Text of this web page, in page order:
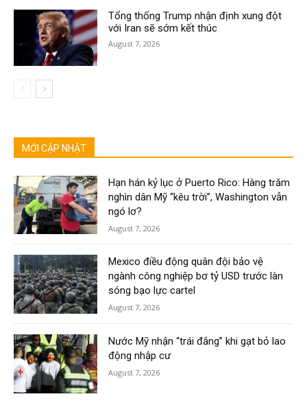
Tổng thống Trump nhận định xung đột
với Iran sẽ sớm kết thúc
August 7, 2026
MỚI CẬP NHẬT
Hạn hán kỷ lục ở Puerto Rico: Hàng trăm
nghìn dân Mỹ “kêu trời”, Washington vẫn
ngó lơ?
August 7, 2026
Mexico điều động quân đội bảo vệ
ngành công nghiệp bơ tỷ USD trước làn
sóng bạo lực cartel
August 7, 2026
Nước Mỹ nhận “trái đắng” khi gạt bỏ lao
động nhập cư
August 7, 2026